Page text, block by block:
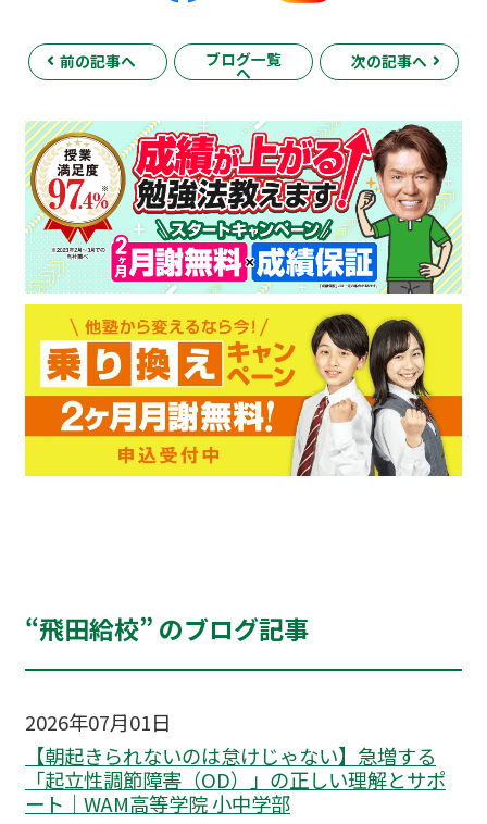
前の記事へ ブログ一覧
へ
次の記事へ
“飛田給校” のブログ記事
2026年07月01日
【朝起きられないのは怠けじゃない】急増する
「起立性調節障害（OD）」の正しい理解とサポ
ート｜WAM高等学院 小中学部